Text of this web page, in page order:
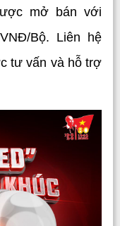
mở bán với
Bộ. Liên hệ
tư vấn và hỗ trợ